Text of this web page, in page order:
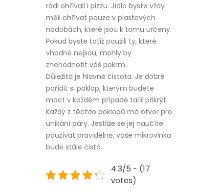
rádi ohřívali i pizzu. Jídlo byste vždy
měli ohřívat pouze v plastových
nádobách, které jsou k tomu určeny.
Pokud byste totiž použili ty, které
vhodné nejsou, mohly by
znehodnotit váš pokrm.
Důležitá je hlavně čistota. Je dobré
pořídit si poklop, kterým budete
moct v každém případě talíř přikrýt.
Každý z těchto poklopů má otvor pro
unikání páry. Jestliže se jej naučíte
používat pravidelně, vaše mikrovlnka
bude stále čistá.
4.3/5 - (17
votes)